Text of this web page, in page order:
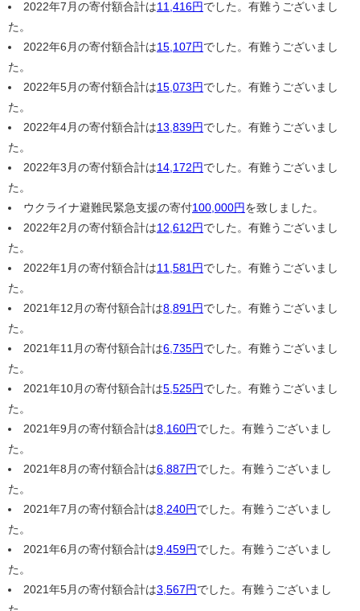
2022年7月の寄付額合計は11,416円 でした。有難うございまし
た。
2022年6月の寄付額合計は15,107円 でした。有難うございまし
た。
2022年5月の寄付額合計は15,073円 でした。有難うございまし
た。
2022年4月の寄付額合計は13,839円 でした。有難うございまし
た。
2022年3月の寄付額合計は14,172円 でした。有難うございまし
た。
ウクライナ避難民緊急支援の寄付100,000円 を致しました。
2022年2月の寄付額合計は12,612円 でした。有難うございまし
た。
2022年1月の寄付額合計は11,581円 でした。有難うございまし
た。
2021年12月の寄付額合計は8,891円 でした。有難うございまし
た。
2021年11月の寄付額合計は6,735円 でした。有難うございまし
た。
2021年10月の寄付額合計は5,525円 でした。有難うございまし
た。
2021年9月の寄付額合計は8,160円 でした。有難うございまし
た。
2021年8月の寄付額合計は6,887円 でした。有難うございまし
た。
2021年7月の寄付額合計は8,240円 でした。有難うございまし
た。
2021年6月の寄付額合計は9,459円 でした。有難うございまし
た。
2021年5月の寄付額合計は3,567円 でした。有難うございまし